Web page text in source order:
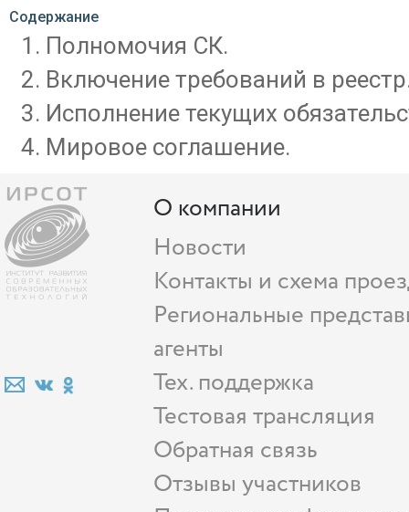
Содержание
Полномочия СК.
Включение требований в
Исполнение текущих
Мировое соглашение.
О компании
Новости
Контакты и схема
Региональные
агенты
Тех. поддержка
Тестовая трансляция
Обратная связь
Отзывы участников